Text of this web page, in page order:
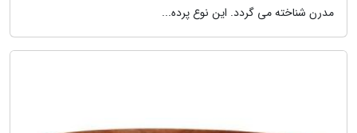
مدرن شناخته می گردد. این نوع پرده...